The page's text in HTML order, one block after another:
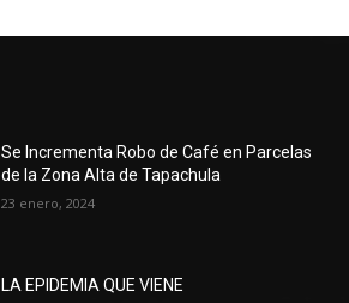
Se Incrementa Robo de Café en Parcelas
de la Zona Alta de Tapachula
23 enero, 2024
LA EPIDEMIA QUE VIENE